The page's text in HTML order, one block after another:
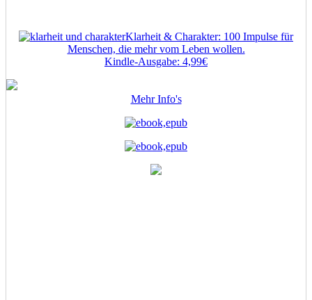
Klarheit & Charakter: 100 Impulse für
Menschen, die mehr vom Leben wollen.
Kindle-Ausgabe: 4,99€
Mehr Info's